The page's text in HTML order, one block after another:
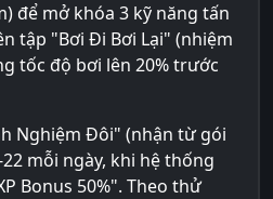
để mở khóa 3 kỹ năng tấn
tập "Bơi Đi Bơi Lại" (nhiệm
tốc độ bơi lên 20% trước
Nghiệm Đôi" (nhận từ gói
mỗi ngày, khi hệ thống
Bonus 50%". Theo thử